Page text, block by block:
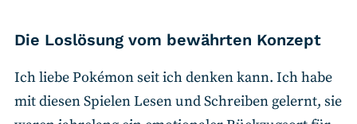
Die Loslösung vom bewährten Konzept
Ich liebe Pokémon seit ich denken kann. Ich habe
mit diesen Spielen Lesen und Schreiben gelernt, sie